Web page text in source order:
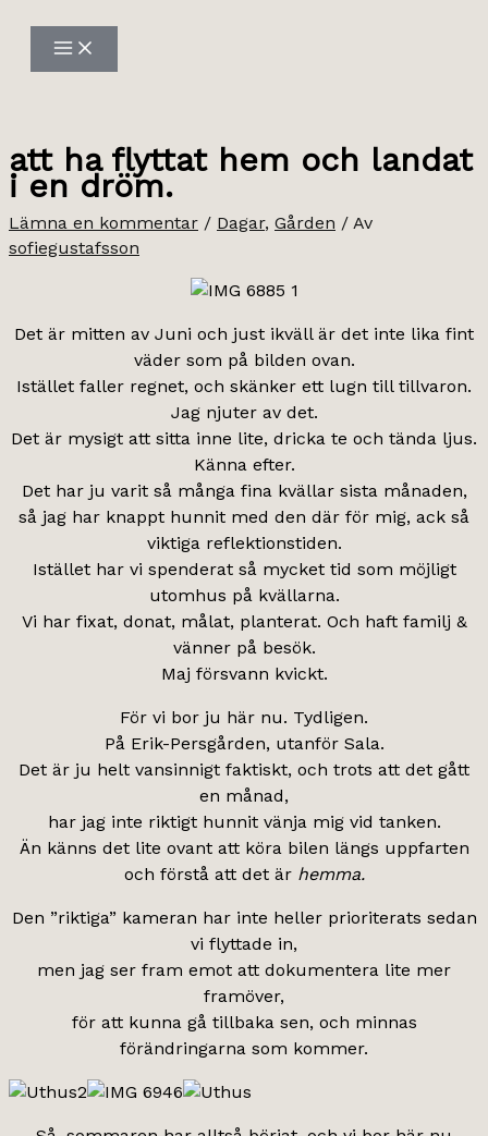
innehåll
att ha flyttat hem och landat
i en dröm.
Lämna en kommentar / Dagar, Gården / Av
sofiegustafsson
Det är mitten av Juni och just ikväll är det inte lika fint
väder som på bilden ovan.
Istället faller regnet, och skänker ett lugn till tillvaron.
Jag njuter av det.
Det är mysigt att sitta inne lite, dricka te och tända ljus.
Känna efter.
Det har ju varit så många fina kvällar sista månaden,
så jag har knappt hunnit med den där för mig, ack så
viktiga reflektionstiden.
Istället har vi spenderat så mycket tid som möjligt
utomhus på kvällarna.
Vi har fixat, donat, målat, planterat. Och haft familj &
vänner på besök.
Maj försvann kvickt.
För vi bor ju här nu. Tydligen.
På Erik-Persgården, utanför Sala.
Det är ju helt vansinnigt faktiskt, och trots att det gått
en månad,
har jag inte riktigt hunnit vänja mig vid tanken.
Än känns det lite ovant att köra bilen längs uppfarten
och förstå att det är hemma.
Den ”riktiga” kameran har inte heller prioriterats sedan
vi flyttade in,
men jag ser fram emot att dokumentera lite mer
framöver,
för att kunna gå tillbaka sen, och minnas
förändringarna som kommer.